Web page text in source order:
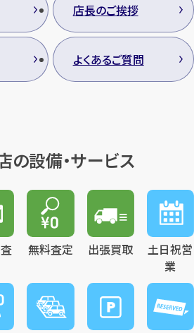
今すぐ査定金額をお伝えいた
お電話で無料査定
付】24時間・年中無休(年末年
始除く)
店長のご挨拶
よくあるご質問
の設備・サービス
無料査定 出張買取
土日祝営
業